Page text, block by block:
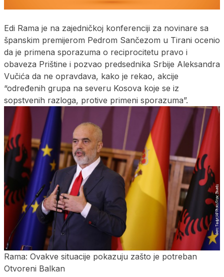
Edi Rama je na zajedničkoj konferenciji za novinare sa
španskim premijerom Pedrom Sančezom u Tirani ocenio
da je primena sporazuma o reciprocitetu pravo i
obaveza Prištine i pozvao predsednika Srbije Aleksandra
Vučića da ne opravdava, kako je rekao, akcije
“određenih grupa na severu Kosova koje se iz
sopstvenih razloga, protive primeni sporazuma”.
Rama: Ovakve situacije pokazuju zašto je potreban
Otvoreni Balkan